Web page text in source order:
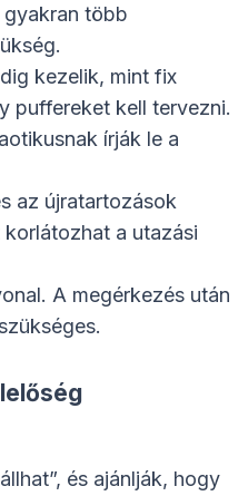
gyakran több
kezelik, mint fix
puffereket kell tervezni.
írják le a
az újratartozások
a utazási
A megérkezés után
és ajánlják, hogy